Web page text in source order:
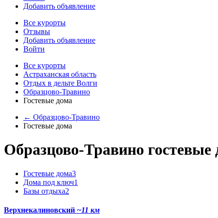
Добавить объявление
Все курорты
Отзывы
Добавить объявление
Войти
Все курорты
Астраханская область
Отдых в дельте Волги
Образцово-Травино
Гостевые дома
← Образцово-Травино
Гостевые дома
Образцово-Травино гостевые
Гостевые дома3
Дома под ключ1
Базы отдыха2
Верхнекалиновский ~11 км